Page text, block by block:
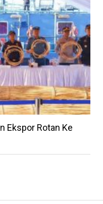
Ekspor Rotan Ke